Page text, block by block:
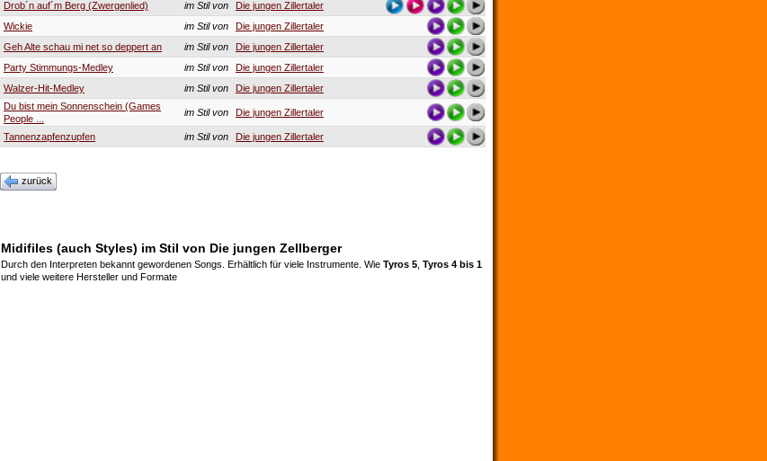
Drob´n auf´m Berg (Zwergenlied)
im Stil von
Die jungen Zillertaler
Wickie
im Stil von
Die jungen Zillertaler
Geh Alte schau mi net so deppert an
im Stil von
Die jungen Zillertaler
Party Stimmungs-Medley
im Stil von
Die jungen Zillertaler
Walzer-Hit-Medley
im Stil von
Die jungen Zillertaler
Du bist mein Sonnenschein (Games
People ...
im Stil von Die jungen Zillertaler
Tannenzapfenzupfen im Stil von Die jungen Zillertaler
zurück
Midifiles (auch Styles) im Stil von Die jungen Zellberger
Durch den Interpreten bekannt gewordenen Songs. Erhältlich für viele Instrumente. Wie Tyros 5 Tyros 4 bis 1
und viele weitere Hersteller und Formate